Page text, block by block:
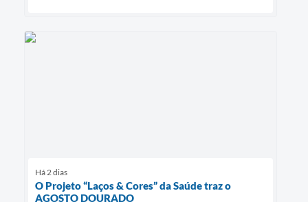
Há 2 dias
O Projeto “Laços & Cores” da Saúde traz o
AGOSTO DOURADO